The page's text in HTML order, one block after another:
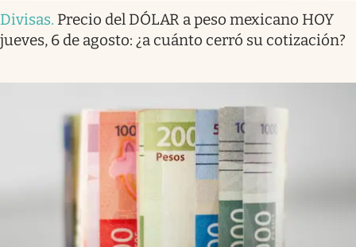
Divisas. Precio del DÓLAR a peso mexicano HOY
jueves, 6 de agosto: ¿a cuánto cerró su cotización?